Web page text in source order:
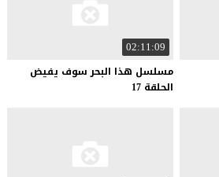
02:11:09
مسلسل هذا البحر سوف يفيض
الحلقة 17